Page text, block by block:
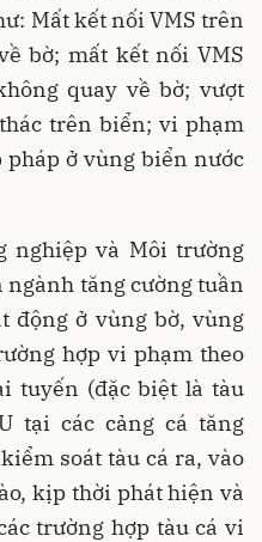
Mất kết nối VMS trên
bờ; mất kết nối VMS
quay về bờ; vượt
trên biển; vi phạm
ở vùng biển nước
nghiệp và Môi trường
ngành tăng cường tuần
động ở vùng bờ, vùng
hợp vi phạm theo
tuyến (đặc biệt là tàu
tại các cảng cá tăng
soát tàu cá ra, vào
kịp thời phát hiện và
trường hợp tàu cá vi